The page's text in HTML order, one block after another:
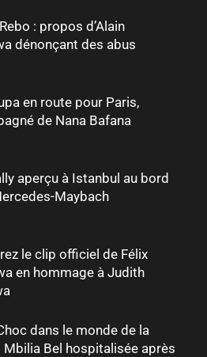
: propos d’Alain
dénonçant des abus
en route pour Paris,
de Nana Bafana
aperçu à Istanbul au bord
Maybach
le clip officiel de Félix
en hommage à Judith
dans le monde de la
Mbilia Bel hospitalisée après